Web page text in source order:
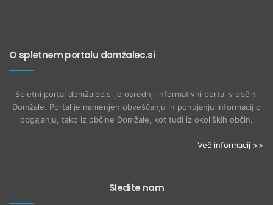
O spletnem portalu domžalec.si
Spletni portal domžalec.si je osrednji informativni portal v občini
Domžale. Portal je namenjen obveščanju in ponujanju informacij o
dogajanju, tako iz občine Domžale, kot tudi iz okoliških občin.
Več informacij >>
Sledite nam